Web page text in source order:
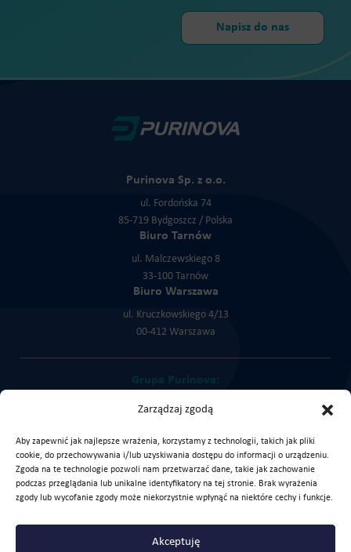
Zarządzaj zgodą
Aby zapewnić jak najlepsze wrażenia, korzystamy z technologii, takich jak pliki
cookie, do przechowywania i/lub uzyskiwania dostępu do informacji o urządzeniu.
Zgoda na te technologie pozwoli nam przetwarzać dane, takie jak zachowanie
podczas przeglądania lub unikalne identyfikatory na tej stronie. Brak wyrażenia
zgody lub wycofanie zgody może niekorzystnie wpłynąć na niektóre cechy i funkcje.
Akceptuję
Purinova Sp. z o.o.
ul. Fordońska 74
85-719 Bydgoszcz / Polska
Biuro Tarnów
ul. Malczewskiego 8
33-100 Tarnów
Biuro Warszawa
ul. Kruczkowskiego 4/13
00-412 Warszawa
Grupa Purinova:
Cortex Chemicals
KLK Service
Sprawdź naszego LinkedIna
Copyright © 2026 Purinova Sp. z o.o.